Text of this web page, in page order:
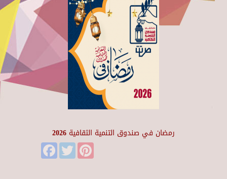
رمضان في صندوق التنمية الثقافية 2026
FacebookTwitter